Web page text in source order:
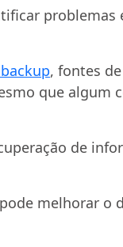
problemas
, fontes de
que algum
de
melhorar o